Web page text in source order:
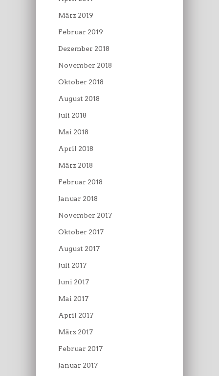
März 2019
Februar 2019
Dezember 2018
November 2018
Oktober 2018
August 2018
Juli 2018
Mai 2018
April 2018
März 2018
Februar 2018
Januar 2018
November 2017
Oktober 2017
August 2017
Juli 2017
Juni 2017
Mai 2017
April 2017
März 2017
Februar 2017
Januar 2017